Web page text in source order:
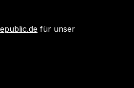
für unser